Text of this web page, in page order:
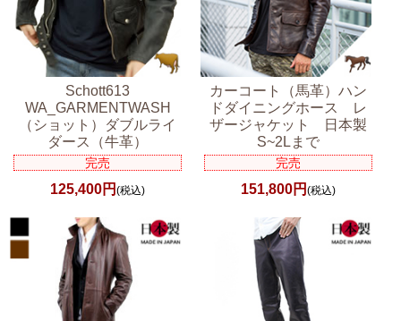
Schott613
WA_GARMENTWASH
（ショット）ダブルライ
ダース（牛革）
完売
125,400円(税込)
カーコート（馬革）ハン
ドダイニングホース レ
ザージャケット 日本製
S~2Lまで
完売
151,800円 (税込)